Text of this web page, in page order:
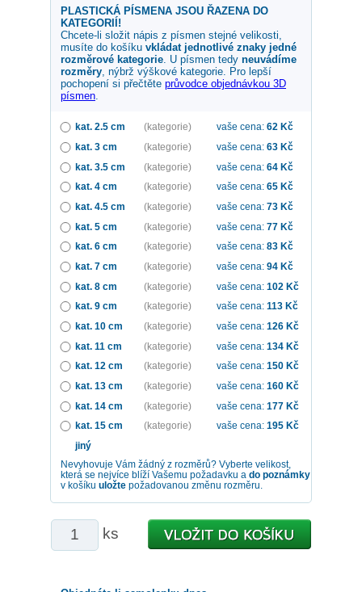
PLASTICKÁ PÍSMENA JSOU ŘAZENA DO
KATEGORIÍ!
Chcete-li složit nápis z písmen stejné velikosti,
musíte do košíku vkládat jednotlivé znaky jedné
rozměrové kategorie. U písmen tedy neuvádíme
rozměry, nýbrž výškové kategorie. Pro lepší
pochopení si přečtěte průvodce objednávkou 3D
písmen.
kat. 2.5 cm (kategorie) vaše cena: 62 Kč
kat. 3 cm
(kategorie) vaše cena: 63 Kč
kat. 3.5 cm
(kategorie) vaše cena: 64 Kč
kat. 4 cm
(kategorie) vaše cena: 65 Kč
kat. 4.5 cm
(kategorie) vaše cena: 73 Kč
kat. 5 cm
(kategorie) vaše cena: 77 Kč
kat. 6 cm
(kategorie) vaše cena: 83 Kč
kat. 7 cm
(kategorie) vaše cena: 94 Kč
kat. 8 cm
(kategorie) vaše cena: 102 Kč
kat. 9 cm
(kategorie) vaše cena: 113 Kč
kat. 10 cm
(kategorie) vaše cena: 126 Kč
kat. 11 cm
(kategorie) vaše cena: 134 Kč
kat. 12 cm
(kategorie) vaše cena: 150 Kč
kat. 13 cm
(kategorie) vaše cena: 160 Kč
kat. 14 cm
(kategorie) vaše cena: 177 Kč
kat. 15 cm
(kategorie) vaše cena: 195 Kč
jiný
Nevyhovuje Vám žádný z rozměrů? Vyberte velikost,
která se nejvíce blíží Vašemu požadavku a do poznámky
v košíku uložte požadovanou změnu rozměru.
ks